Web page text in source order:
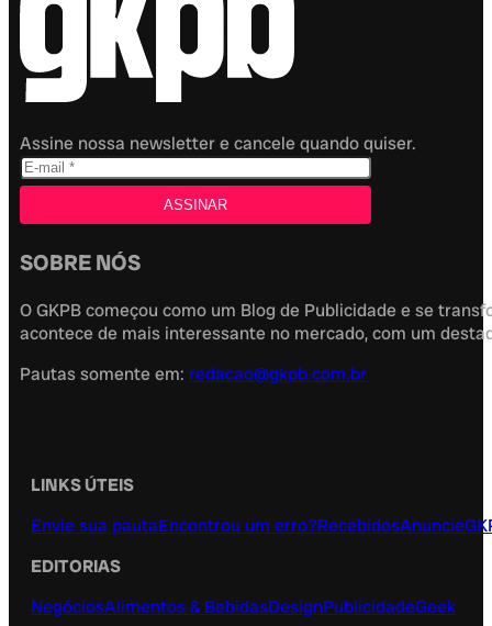
Assine nossa newsletter e cancele quando quiser.
SOBRE NÓS
O GKPB começou como um Blog de Publicidade e se
acontece de mais interessante no mercado, com um
Pautas somente em: redacao@gkpb.com.br
LINKS ÚTEIS
Envie sua pautaEncontrou um erro?RecebidosAnuncie
EDITORIAS
NegóciosAlimentos & BebidasDesignPublicidadeGeek